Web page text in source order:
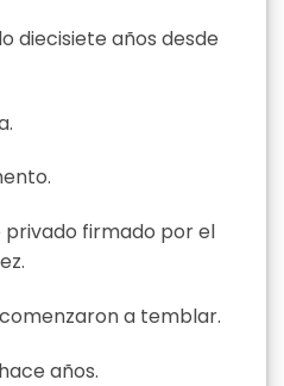
diecisiete años desde
firmado por el
a temblar.
años.